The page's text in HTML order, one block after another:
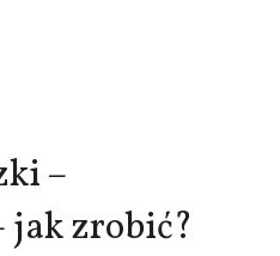
–
jak zrobić?